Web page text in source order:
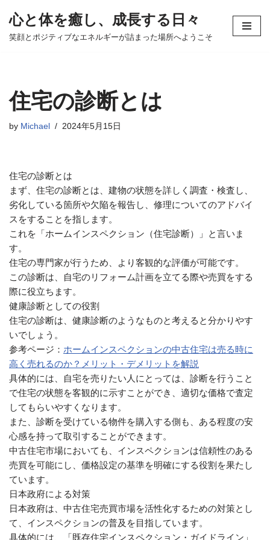
コ
ツ
へ
キ
心と体を癒し、成長する日々
笑顔とポジティブなエネルギーが詰まった場所へようこそ
住宅の診断とは
by Michael 2024年5月15日
住宅の診断とは
まず、住宅の診断とは、建物の状態を詳しく調査・検査し、
劣化している箇所や欠陥を報告し、修理についてのアドバイ
スをすることを指します。
これを「ホームインスペクション（住宅診断）」と言いま
す。
住宅の専門家が行うため、より客観的な評価が可能です。
この診断は、自宅のリフォーム計画を立てる際や売買をする
際に役立ちます。
健康診断としての役割
住宅の診断は、健康診断のようなものと考えると分かりやす
いでしょう。
参考ページ： ホームインスペクションの中古住宅は売る時に
高く売れるのか？メリット・デメリットを解説
具体的には、自宅を売りたい人にとっては、診断を行うこと
で住宅の状態を客観的に示すことができ、適切な価格で査定
してもらいやすくなります。
また、診断を受けている物件を購入する側も、ある程度の安
心感を持って取引することができます。
中古住宅市場においても、インスペクションは信頼性のある
売買を可能にし、価格設定の基準を明確にする役割を果たし
ています。
日本政府による対策
日本政府は、中古住宅売買市場を活性化するための対策とし
て、インスペクションの普及を目指しています。
具体的には、「既存住宅インスペクション・ガイドライン」